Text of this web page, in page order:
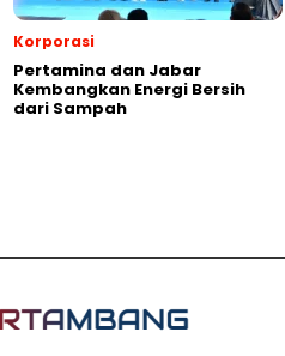
Korporasi
Pertamina dan Jabar
Kembangkan Energi Bersih
dari Sampah